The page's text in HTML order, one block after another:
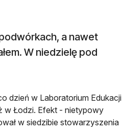
a nawet
W niedzielę pod
dzień w Laboratorium Edukacji
w Łodzi. Efekt - nietypowy
w siedzibie stowarzyszenia